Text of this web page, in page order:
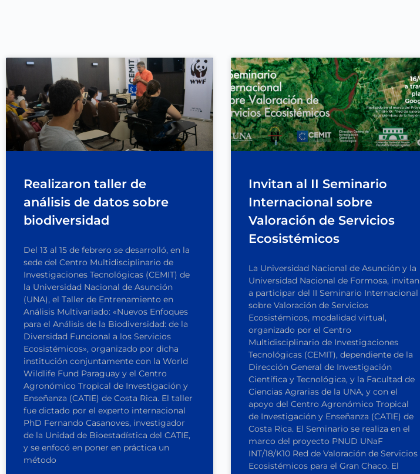
Realizaron taller de
análisis de datos sobre
biodiversidad
Del 13 al 15 de febrero se desarrolló, en la
sede del Centro Multidisciplinario de
Investigaciones Tecnológicas (CEMIT) de
la Universidad Nacional de Asunción
(UNA), el Taller de Entrenamiento en
Análisis Multivariado: «Nuevos Enfoques
para el Análisis de la Biodiversidad: de la
Diversidad Funcional a los Servicios
Ecosistémicos», organizado por dicha
institución conjuntamente con la World
Wildlife Fund Paraguay y el Centro
Agronómico Tropical de Investigación y
Enseñanza (CATIE) de Costa Rica. El taller
fue dictado por el experto internacional
PhD Fernando Casanoves, investigador
de la Unidad de Bioestadística del CATIE,
y se enfocó en poner en práctica un
método
Invitan al II Seminario
Internacional sobre
Valoración de Servicios
Ecosistémicos
La Universidad Nacional de Asunción y la
Universidad Nacional de Formosa, invitan
a participar del II Seminario Internacional
sobre Valoración de Servicios
Ecosistémicos, modalidad virtual,
organizado por el Centro
Multidisciplinario de Investigaciones
Tecnológicas (CEMIT), dependiente de la
Dirección General de Investigación
Científica y Tecnológica, y la Facultad de
Ciencias Agrarias de la UNA, y con el
apoyo del Centro Agronómico Tropical
de Investigación y Enseñanza (CATIE) de
Costa Rica. El Seminario se realiza en el
marco del proyecto PNUD UNaF
INT/18/K10 Red de Valoración de Servicios
Ecosistémicos para el Gran Chaco. El